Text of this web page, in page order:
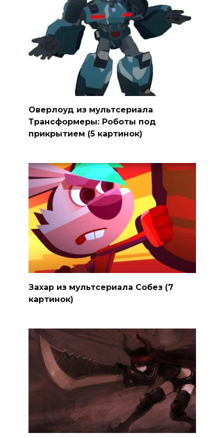
Оверлоуд из мультсериала
Трансформеры: Роботы под
прикрытием (5 картинок)
Захар из мультсериала Собез (7
картинок)